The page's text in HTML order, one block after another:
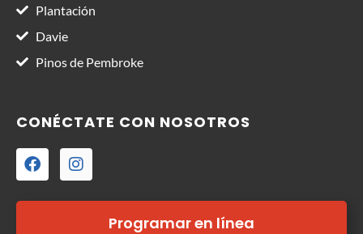
Plantación
Davie
Pinos de Pembroke
CONÉCTATE CON NOSOTROS
Programar en línea